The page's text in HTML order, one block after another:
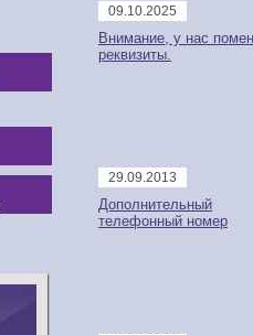
09.10.2025
Внимание, у нас
реквизиты.
29.09.2013
Дополнительный
телефонный номер